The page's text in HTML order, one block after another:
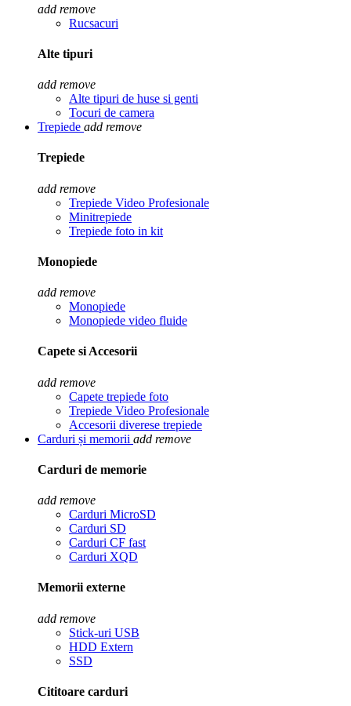
add remove
Rucsacuri
Alte tipuri
add remove
Alte tipuri de huse si genti
Tocuri de camera
Trepiede add remove
Trepiede
add remove
Trepiede Video Profesionale
Minitrepiede
Trepiede foto in kit
Monopiede
add remove
Monopiede
Monopiede video fluide
Capete si Accesorii
add remove
Capete trepiede foto
Trepiede Video Profesionale
Accesorii diverese trepiede
Carduri și memorii add remove
Carduri de memorie
add remove
Carduri MicroSD
Carduri SD
Carduri CF fast
Carduri XQD
Memorii externe
add remove
Stick-uri USB
HDD Extern
SSD
Cititoare carduri